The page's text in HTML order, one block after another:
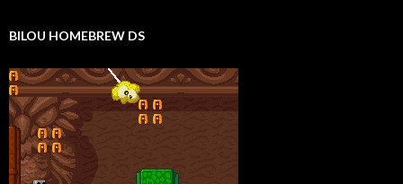
BILOU HOMEBREW DS